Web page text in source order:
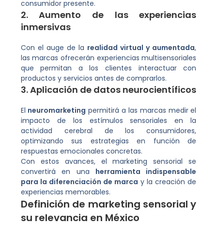
consumidor presente.
2. Aumento de las experiencias
inmersivas
Con el auge de la realidad virtual y aumentada,
las marcas ofrecerán experiencias multisensoriales
que permitan a los clientes interactuar con
productos y servicios antes de comprarlos.
3. Aplicación de datos neurocientíficos
El neuromarketing permitirá a las marcas medir el
impacto de los estímulos sensoriales en la
actividad cerebral de los consumidores,
optimizando sus estrategias en función de
respuestas emocionales concretas.
Con estos avances, el marketing sensorial se
convertirá en una herramienta indispensable
para la diferenciación de marca y la creación de
experiencias memorables.
Definición de marketing sensorial y
su relevancia en México